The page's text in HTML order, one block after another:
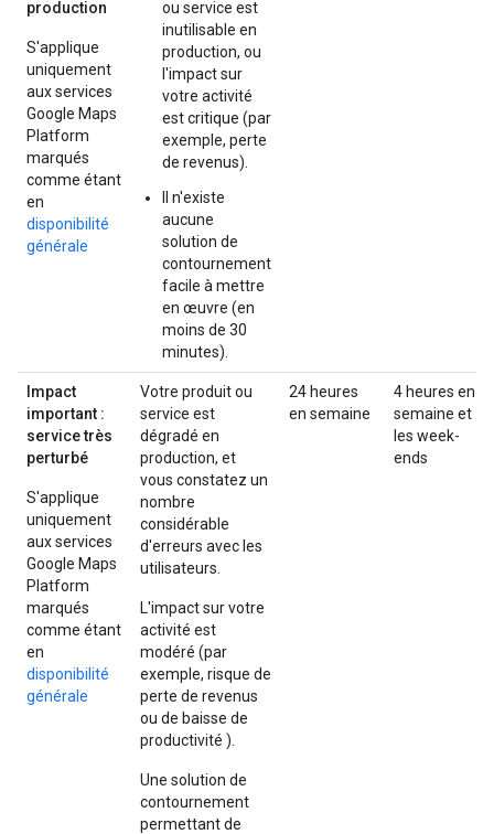
production
S'applique
uniquement
aux services
Google Maps
Platform
marqués
comme étant
en
disponibilité
générale
ou service est
inutilisable en
production, ou
l'impact sur
votre activité
est critique (par
exemple, perte
de revenus).
Il n'existe
aucune
solution de
contournement
facile à mettre
en œuvre (en
moins de 30
minutes).
Impact
important :
service très
perturbé
S'applique
uniquement
aux services
Google Maps
Platform
marqués
comme étant
en
disponibilité
générale
Votre produit ou
service est
dégradé en
production, et
vous constatez un
nombre
considérable
d'erreurs avec les
utilisateurs.
L'impact sur votre
activité est
modéré (par
exemple, risque de
perte de revenus
ou de baisse de
productivité ).
Une solution de
contournement
permettant de
24 heures
en semaine
4 heures en
semaine et
les week-
ends